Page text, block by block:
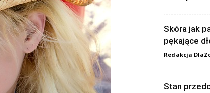
Skóra jak
pękające
Redakcja
Stan